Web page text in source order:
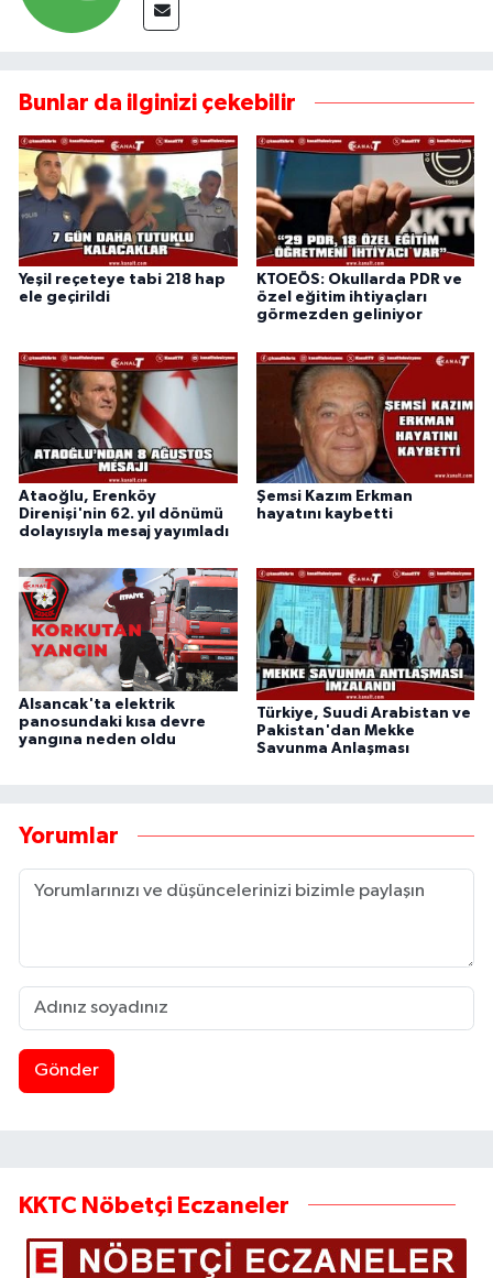
Bunlar da ilginizi çekebilir
Yeşil reçeteye tabi 218 hap
ele geçirildi
KTOEÖS: Okullarda PDR ve
özel eğitim ihtiyaçları
görmezden geliniyor
Ataoğlu, Erenköy
Direnişi'nin 62. yıl dönümü
dolayısıyla mesaj yayımladı
Şemsi Kazım Erkman
hayatını kaybetti
Alsancak'ta elektrik
panosundaki kısa devre
yangına neden oldu
Türkiye, Suudi Arabistan ve
Pakistan'dan Mekke
Savunma Anlaşması
Yorumlar
Gönder
KKTC Nöbetçi Eczaneler